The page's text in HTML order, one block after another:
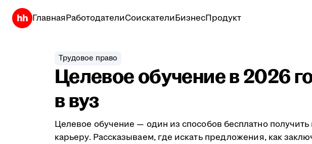
ГлавнаяРаботодателиСоискателиБизнесПродукт
Трудовое право
Целевое обучение в 2026
в вуз
Целевое обучение — один из способов бесплатно
карьеру. Рассказываем, где искать предложения, как